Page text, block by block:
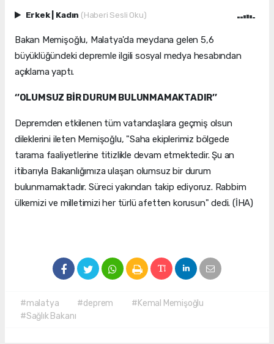
Erkek Kadın (Haberi Sesli Oku)
Bakan Memişoğlu, Malatya'da meydana gelen 5,6
büyüklüğündeki depremle ilgili sosyal medya hesabından
açıklama yaptı.
‘’OLUMSUZ BİR DURUM BULUNMAMAKTADIR’’
Depremden etkilenen tüm vatandaşlara geçmiş olsun
dileklerini ileten Memişoğlu, "Saha ekiplerimiz bölgede
tarama faaliyetlerine titizlikle devam etmektedir. Şu an
itibarıyla Bakanlığımıza ulaşan olumsuz bir durum
bulunmamaktadır. Süreci yakından takip ediyoruz. Rabbim
ülkemizi ve milletimizi her türlü afetten korusun" dedi. (İHA)
#malatya #deprem
#Kemal Memişoğlu
#Sağlık Bakanı